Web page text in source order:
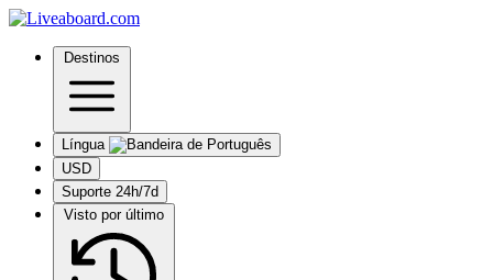
Destinos
Língua
USD
Suporte 24h/7d
Visto por último